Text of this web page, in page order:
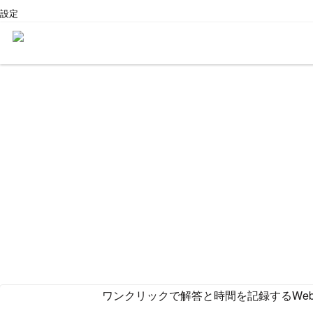
設定
ワンクリックで解答と時間を記録する